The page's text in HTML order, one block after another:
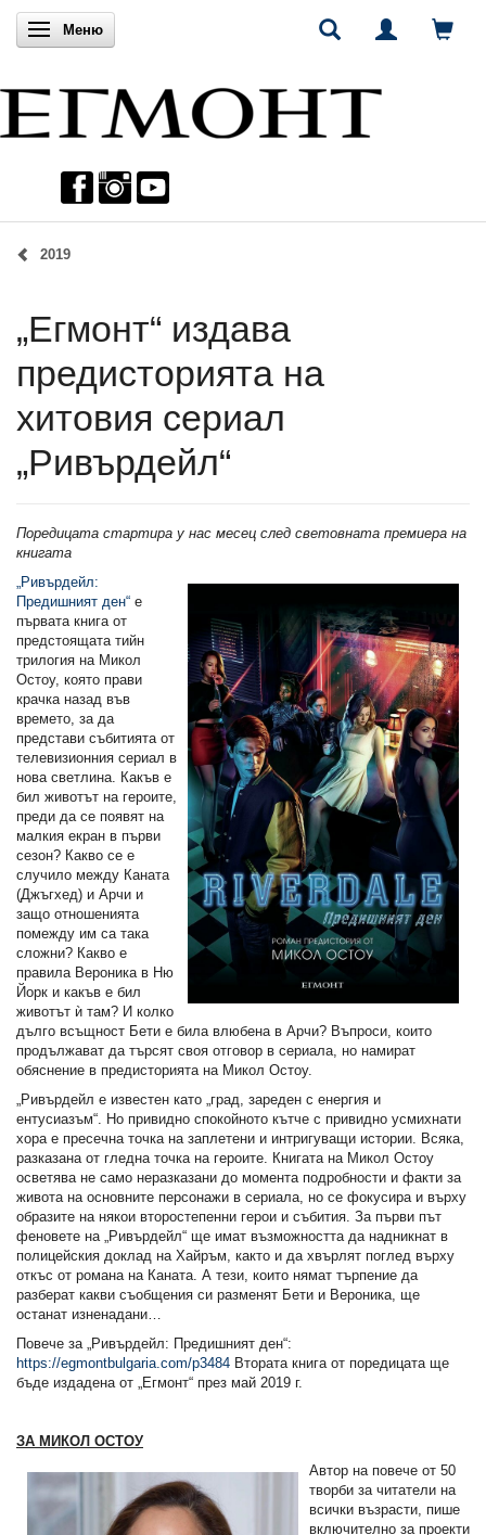
Включи навигацията
Меню
2019
„Егмонт“ издава
предисторията на
хитовия сериал
„Ривърдейл“
Поредицата стартира у нас месец след световната премиера на
книгата
„Ривърдейл:
Предишният ден“ е
първата книга от
предстоящата тийн
трилогия на Микол
Остоу, която прави
крачка назад във
времето, за да
представи събитията от
телевизионния сериал в
нова светлина. Какъв е
бил животът на героите,
преди да се появят на
малкия екран в първи
сезон? Какво се е
случило между Каната
(Джъгхед) и Арчи и
защо отношенията
помежду им са така
сложни? Какво е
правила Вероника в Ню
Йорк и какъв е бил
животът ѝ там? И колко
дълго всъщност Бети е била влюбена в Арчи? Въпроси, които
продължават да търсят своя отговор в сериала, но намират
обяснение в предисторията на Микол Остоу.
„Ривърдейл е известен като „град, зареден с енергия и
ентусиазъм“. Но привидно спокойното кътче с привидно усмихнати
хора e пресечна точка на заплетени и интригуващи истории. Всяка,
разказана от гледна точка на героите. Книгата на Микол Остоу
осветява не само неразказани до момента подробности и факти за
живота на основните персонажи в сериала, но се фокусира и върху
образите на някои второстепенни герои и събития. За първи път
феновете на „Ривърдейл“ ще имат възможността да надникнат в
полицейския доклад на Хайръм, както и да хвърлят поглед върху
откъс от романа на Каната. А тези, които нямат търпение да
разберат какви съобщения си разменят Бети и Вероника, ще
останат изненадани…
Повече за „Ривърдейл: Предишният ден“:
https://egmontbulgaria.com/p3484 Втората книга от поредицата ще
бъде издадена от „Егмонт“ през май 2019 г.
ЗА МИКОЛ ОСТОУ
Aвтор на повече от 50
творби за читатели на
всички възрасти, пише
включително за проекти